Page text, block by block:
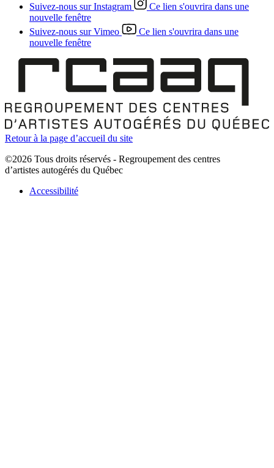
Suivez-nous sur Instagram
Ce lien s'ouvrira dans une
nouvelle fenêtre
Suivez-nous sur Vimeo
Ce lien s'ouvrira dans une
nouvelle fenêtre
Retour à la page d’accueil du site
©2026 Tous droits réservés - Regroupement des centres
d’artistes autogérés du Québec
Accessibilité